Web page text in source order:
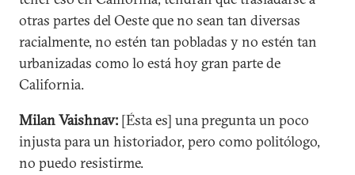
otras partes del Oeste que no sean tan diversas
racialmente, no estén tan pobladas y no estén tan
urbanizadas como lo está hoy gran parte de
California.
Milan Vaishnav: [Ésta es] una pregunta un poco
injusta para un historiador, pero como politólogo,
no puedo resistirme.